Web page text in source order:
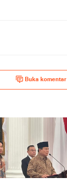
Buka komentar